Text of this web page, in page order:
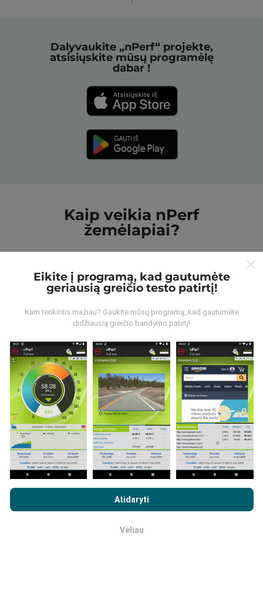
Dalyvaukite „nPerf“ projekte,
atsisiųskite mūsų programėlę
dabar !
Kaip veikia nPerf
žemėlapiai?
Iš kur gaunami duomenys?
programos vartotojai. Tai testai, atliekami realiomis
sąlygomis, tiesiogiai lauke. Jei ir jūs norite įsitraukti,
tereikia atsisiųsti „nPerf“ programą į savo išmanųjį
telefoną. Kuo daugiau duomenų, tuo išsamesni bus
žemėlapiai!Visi bandymų rezultatai rodomi
žemėlapiuose. Filtravimo taisyklės taikomos prieš
skaičiavimo parodymus.
Eikite į programą, kad gautumėte
geriausią greičio testo patirtį!
Kam tenkintis mažiau? Gaukite mūsų programą, kad gautumėte
didžiausią greičio bandymo patirtį!
Atidaryti
Vėliau
, taip pat su „nPerf“ testu
vartotojo licencijos sutartis.
Gerai